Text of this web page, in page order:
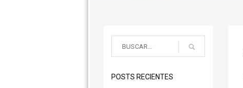
POSTS RECIENTES